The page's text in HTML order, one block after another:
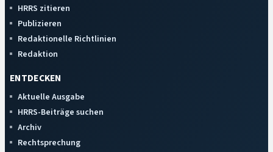
HRRS zitieren
Publizieren
Redaktionelle Richtlinien
Redaktion
ENTDECKEN
Aktuelle Ausgabe
HRRS-Beiträge suchen
Archiv
Rechtsprechung